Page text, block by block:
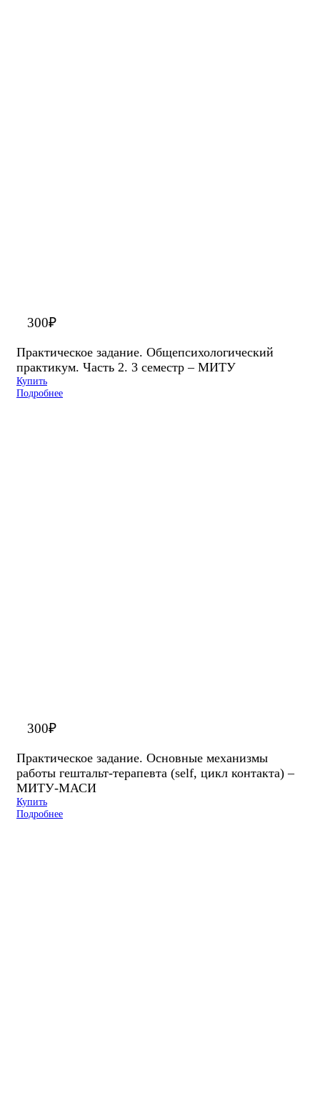
300₽
Практическое задание. Общепсихологический
практикум. Часть 2. 3 семестр – МИТУ
Купить
Подробнее
300₽
Практическое задание. Основные механизмы
работы гештальт-терапевта (self, цикл контакта) –
МИТУ-МАСИ
Купить
Подробнее